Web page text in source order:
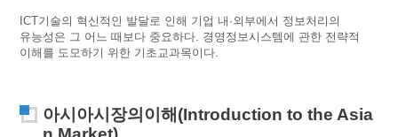
ICT기술의 혁신적인 발달로 인해 기업 내·외부에서 정보처리의
유능성은 그 어느 때보다 중요하다. 경영정보시스템에 관한 전략적
이해를 도모하기 위한 기초교과목이다.
아시아시장의이해(Introduction to the Asia